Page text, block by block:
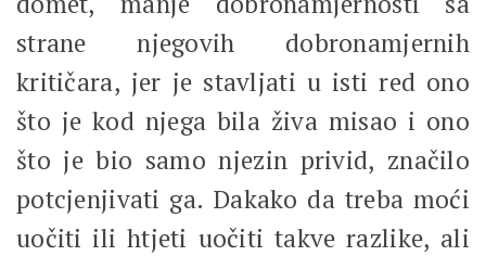
strane njegovih dobronamjernih
kritičara, jer je stavljati u isti red ono
što je kod njega bila živa misao i ono
što je bio samo njezin privid, značilo
potcjenjivati ga. Dakako da treba moći
uočiti ili htjeti uočiti takve razlike, ali